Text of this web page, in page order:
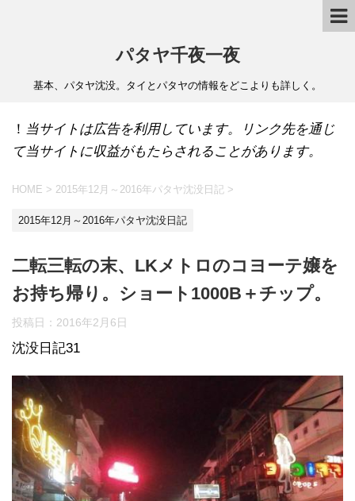
パタヤ千夜一夜
基本、パタヤ沈没。タイとパタヤの情報をどこよりも詳しく。
！ 当サイトは広告を利用しています。リンク先を通じ
て当サイトに収益がもたらされることがあります。
HOME > 2015年12月～2016年パタヤ沈没日記 >
2015年12月～2016年パタヤ沈没日記
二転三転の末、LKメトロのコヨーテ嬢を
お持ち帰り。ショート1000B＋チップ。
投稿日： 2016年2月6日
沈没日記31